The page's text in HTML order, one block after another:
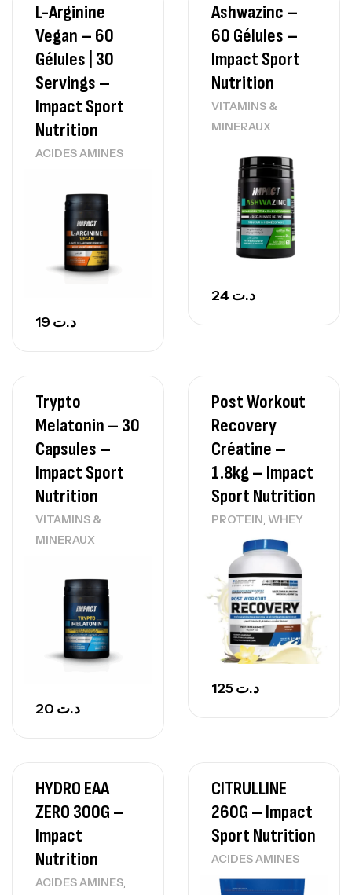
L-Arginine
Vegan – 60
Gélules | 30
Servings –
Impact Sport
Nutrition
ACIDES AMINES
د.ت
Ashwazinc –
60 Gélules –
Impact Sport
Nutrition
VITAMINS &
MINERAUX
د.ت
Trypto
Melatonin – 30
Capsules –
Impact Sport
Nutrition
VITAMINS &
MINERAUX
د.ت
Post Workout
Recovery
Créatine –
1.8kg – Impact
Sport Nutrition
PROTEIN, WHEY
د.ت
HYDRO EAA
ZERO 300G –
Impact
Nutrition
ACIDES AMINES,
CITRULLINE
260G – Impact
Sport Nutrition
ACIDES AMINES